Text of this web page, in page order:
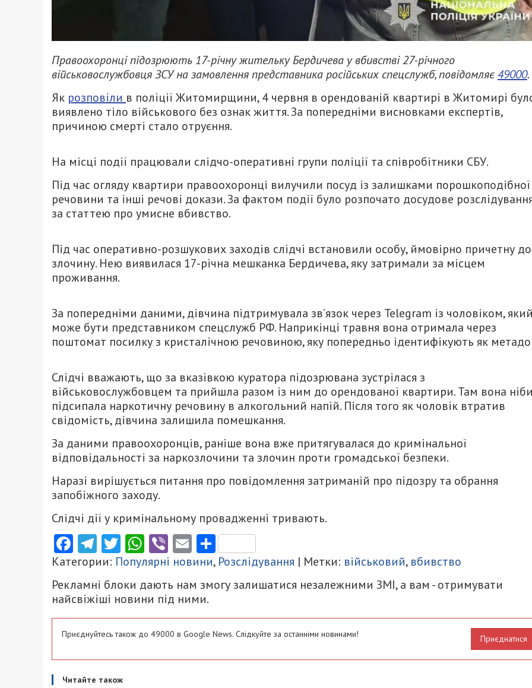
Правоохоронці підозрюють 17-річну жительку Бердичева у вбивстві 27-річного
військовослужбовця ЗСУ на замовлення представника російських спецслужб, повідомляє49000.
Як розповіли в поліції Житомирщини, 4 червня в орендованій квартирі в Житомирі
виявлено тіло військового без ознак життя. За попередніми висновками експертів,
причиною смерті стало отруєння.
На місці події працювали слідчо-оперативні групи поліції та співробітники СБУ.
Під час огляду квартири правоохоронці вилучили посуд із залишками порошкоподібної
речовини та інші речові докази. За фактом події було розпочато досудове
за статтею про умисне вбивство.
Під час оперативно-розшукових заходів слідчі встановили особу, ймовірно причетну до
злочину. Нею виявилася 17-річна мешканка Бердичева, яку затримали за місцем
проживання.
За попередніми даними, дівчина підтримувала зв’язок через Telegram із чоловіком,
може бути представником спецслужб РФ. Наприкінці травня вона отримала через
поштомат посилку з кристалічною речовиною, яку попередньо ідентифікують як
Слідчі вважають, що за вказівкою куратора підозрювана зустрілася з
військовослужбовцем та прийшла разом із ним до орендованої квартири. Там вона
підсипала наркотичну речовину в алкогольний напій. Після того як чоловік втратив
свідомість, дівчина залишила помешкання.
За даними правоохоронців, раніше вона вже притягувалася до кримінальної
відповідальності за наркозлочини та злочин проти громадської безпеки.
Наразі вирішується питання про повідомлення затриманій про підозру та обрання
запобіжного заходу.
Слідчі дії у кримінальному провадженні тривають.
Facebook
Telegram
Twitter
WhatsApp
ViberEmailПоділитися
Категории: Популярні новини, Розслідування | Метки: військовий, вбивство
Рекламні блоки дають нам змогу залишатися незалежними ЗМІ, а вам - отримувати
найсвіжіші новини під ними.
Приєднуйтесь також до 49000 в Google News. Слідкуйте за останніми новинами! Приєднатися
Читайте також